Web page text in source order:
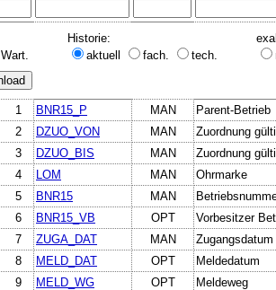
Wart.
Historie:
aktuell
fach. tech.
1 BNR15_P MAN
Parent-Betrieb
2 DZUO_VON MAN
Zuordnung
3 DZUO_BIS MAN
Zuordnung
4 LOM MAN
Ohrmarke
5 BNR15 MAN
6 BNR15_VB OPT
Vorbesitzer
7 ZUGA_DAT MAN
Zugangsdatum
8 MELD_DAT OPT
Meldedatum
9 MELD_WG OPT
Meldeweg